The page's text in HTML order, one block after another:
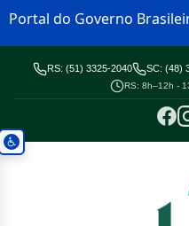
Portal do Governo
RS: (51) 3325-2040 SC: (48)
RS: 8h–12h -